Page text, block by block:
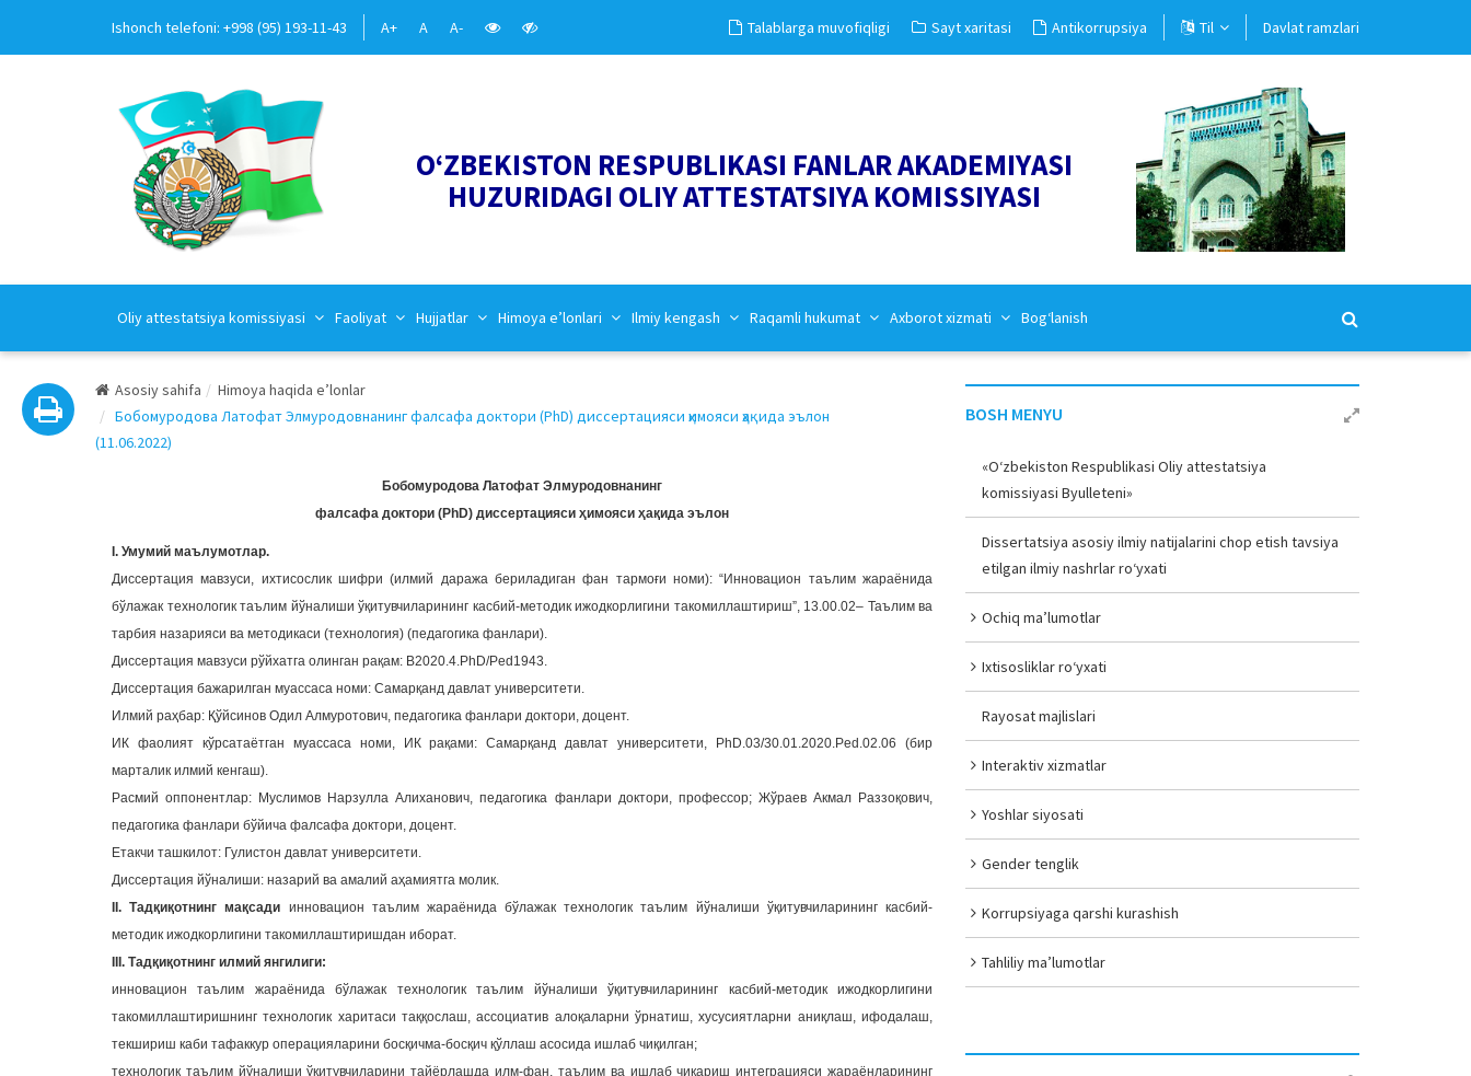
Ishonch telefoni: +998 (95) 193-11-43 A+ A A- Talablarga muvofiqligi Sayt xaritasi Antikorrupsiya Til Davlat ramzlari
O‘ZBEKISTON RESPUBLIKASI FANLAR AKADEMIYASI
HUZURIDAGI OLIY ATTESTATSIYA KOMISSIYASI
Oliy attestatsiya komissiyasi Faoliyat Hujjatlar Himoya e’lonlari Ilmiy kengash Raqamli hukumat Axborot xizmati Bog‘lanish
Asosiy sahifa
Himoya haqida e’lonlar
Бобомуродова Латофат Элмуродовнанинг фалсафа доктори (PhD) диссертацияси ҳимояси ҳақида эълон
(11.06.2022)
Бобомуродова Латофат Элмуродовнанинг
фалсафа доктори (PhD) диссертацияси ҳимояси ҳақида эълон
I. Умумий маълумотлар.
Диссертация мавзуси, ихтисослик шифри (илмий даража бериладиган фан тармоғи номи): “Инновацион таълим жараёнида
бўлажак технологик таълим йўналиши ўқитувчиларининг касбий-методик ижодкорлигини такомиллаштириш”, 13.00.02– Таълим ва
тарбия назарияси ва методикаси (технология) (педагогика фанлари).
Диссертация мавзуси рўйхатга олинган рақам: В2020.4.PhD/Ped1943.
Диссертация бажарилган муассаса номи: Самарқанд давлат университети.
Илмий раҳбар: Қўйсинов Одил Алмуротович, педагогика фанлари доктори, доцент.
ИК фаолият кўрсатаётган муассаса номи, ИК рақами: Самарқанд давлат университети, PhD.03/30.01.2020.Ped.02.06 (бир
марталик илмий кенгаш).
Расмий оппонентлар: Муслимов Нарзулла Алиханович, педагогика фанлари доктори, профессор; Жўраев Акмал Раззоқович,
педагогика фанлари бўйича фалсафа доктори, доцент.
Етакчи ташкилот: Гулистон давлат университети.
Диссертация йўналиши: назарий ва амалий аҳамиятга молик.
II. Тадқиқотнинг мақсади инновацион таълим жараёнида бўлажак технологик таълим йўналиши ўқитувчиларининг касбий-
методик ижодкорлигини такомиллаштиришдан иборат.
III. Тадқиқотнинг илмий янгилиги:
инновацион таълим жараёнида бўлажак технологик таълим йўналиши ўқитувчиларининг касбий-методик ижодкорлигини
такомиллаштиришнинг технологик харитаси таққослаш, ассоциатив алоқаларни ўрнатиш, хусусиятларни аниқлаш, ифодалаш,
текшириш каби тафаккур операцияларини босқичма-босқич қўллаш асосида ишлаб чиқилган;
технологик таълим йўналиши ўқитувчиларини тайёрлашда илм-фан, таълим ва ишлаб чиқариш интеграцияси жараёнларининг
BOSH MENYU
«O‘zbekiston Respublikasi Oliy attestatsiya
komissiyasi Byulleteni»
Dissertatsiya asosiy ilmiy natijalarini chop etish tavsiya
etilgan ilmiy nashrlar ro‘yxati
Ochiq ma’lumotlar
Ixtisosliklar ro‘yxati
Rayosat majlislari
Interaktiv xizmatlar
Yoshlar siyosati
Gender tenglik
Korrupsiyaga qarshi kurashish
Tahliliy ma’lumotlar